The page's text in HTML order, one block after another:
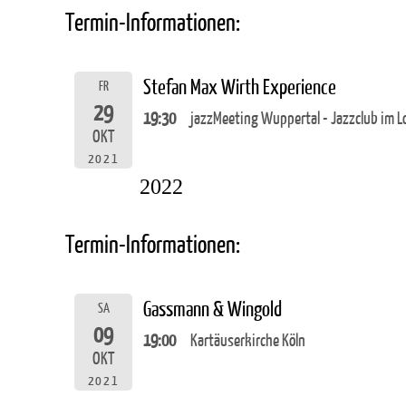
Termin-Informationen:
FR
29
OKT
2021
Stefan Max Wirth Experience
19:30 jazzMeeting Wuppertal - Jazzclub im
2022
Termin-Informationen:
SA
09
OKT
2021
Gassmann & Wingold
19:00 Kartäuserkirche Köln